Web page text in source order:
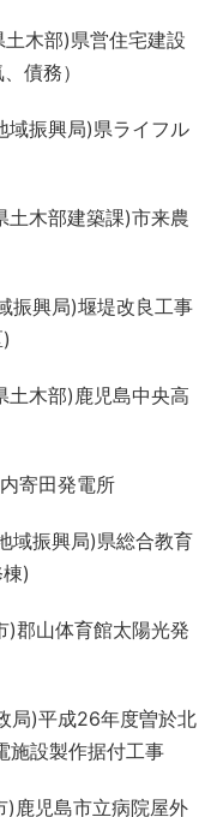
木部)県営住宅建設
債務）
域振興局)県ライフル
土木部建築課)市来農
振興局)堰堤改良工事
土木部)鹿児島中央高
寄田発電所
域振興局)県総合教育
)
)郡山体育館太陽光発
局)平成26年度曽於北
施設製作据付工事
)鹿児島市立病院屋外